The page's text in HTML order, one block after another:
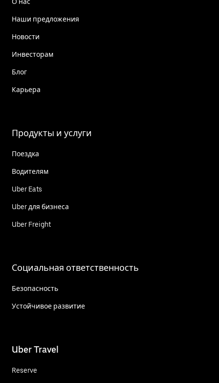
Наши предложения
Новости
Инвесторам
Блог
Карьера
Продукты и услуги
Поездка
Водителям
Uber Eats
Uber для бизнеса
Uber Freight
Социальная ответственность
Безопасность
Устойчивое развитие
Uber Travel
Reserve